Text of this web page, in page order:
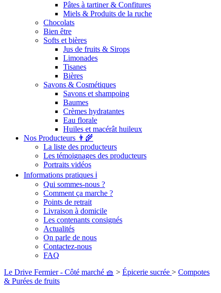
Pâtes à tartiner & Confitures
Miels & Produits de la ruche
Chocolats
Bien être
Softs et bières
Jus de fruits & Sirops
Limonades
Tisanes
Bières
Savons & Cosmétiques
Savons et shampoing
Baumes
Crèmes hydratantes
Eau florale
Huiles et macérât huileux
Nos Producteurs 👨‍🌾
La liste des producteurs
Les témoignages des producteurs
Portraits vidéos
Informations pratiques ℹ️
Qui sommes-nous ?
Comment ça marche ?
Points de retrait
Livraison à domicile
Les contenants consignés
Actualités
On parle de nous
Contactez-nous
FAQ
Le Drive Fermier - Côté marché 🧺 > Épicerie sucrée > Compotes
& Purées de fruits